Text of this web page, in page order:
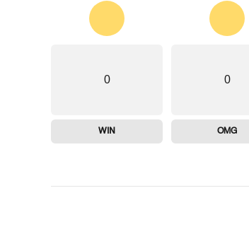
0
OMG
0
WIN